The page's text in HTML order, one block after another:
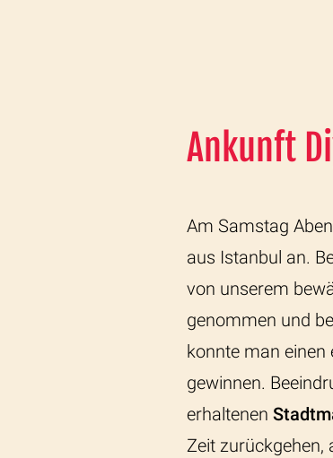
Ankunft
Am Samstag
aus Istanbul an.
von unserem
genommen und
konnte man einen
gewinnen.
erhaltenen
Zeit zurückgehen,